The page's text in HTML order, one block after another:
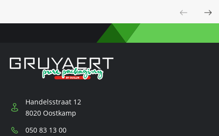
Handelsstraat 12
8020 Oostkamp
Téléphone:
050 83 13 00